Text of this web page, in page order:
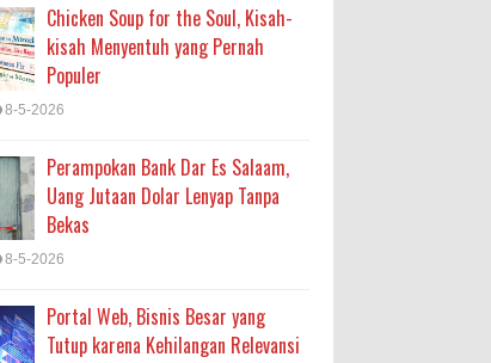
Chicken Soup for the Soul, Kisah-
kisah Menyentuh yang Pernah
Populer
8-5-2026
Perampokan Bank Dar Es Salaam,
Uang Jutaan Dolar Lenyap Tanpa
Bekas
8-5-2026
Portal Web, Bisnis Besar yang
Tutup karena Kehilangan Relevansi